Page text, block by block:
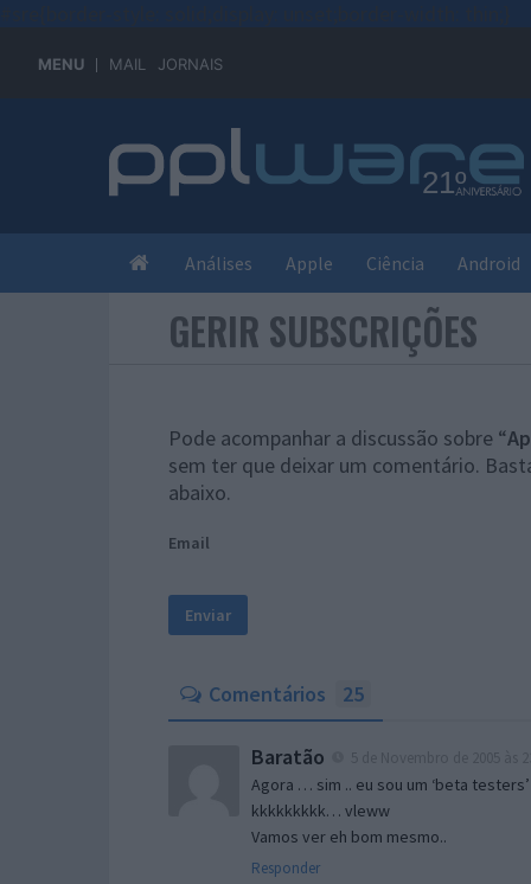
MENU MAIL JORNAIS
Análises Apple Ciência Android
GERIR SUBSCRIÇÕES
Pode acompanhar a discussão sobre “
sem ter que deixar um comentário.
abaixo.
Email
Comentários 25
Baratão
Agora … sim .. eu sou um ‘beta testers’
kkkkkkkkk… vleww
Vamos ver eh bom mesmo..
Responder